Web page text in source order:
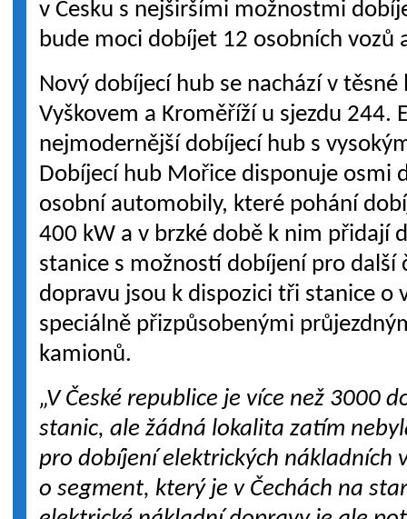
v Česku s nejširšími možnostmi
bude moci dobíjet 12 osobních vozů
Nový dobíjecí hub se nachází v
Vyškovem a Kroměříží u sjezdu 244.
nejmodernější dobíjecí hub s
Dobíjecí hub Mořice disponuje osmi
osobní automobily, které pohání
400 kW a v brzké době k nim přidají
stanice s možností dobíjení pro další
dopravu jsou k dispozici tři stanice o
speciálně přizpůsobenými
kamionů.
„V České republice je více než 3000
stanic, ale žádná lokalita zatím
pro dobíjení elektrických nákladních
o segment, který je v Čechách na